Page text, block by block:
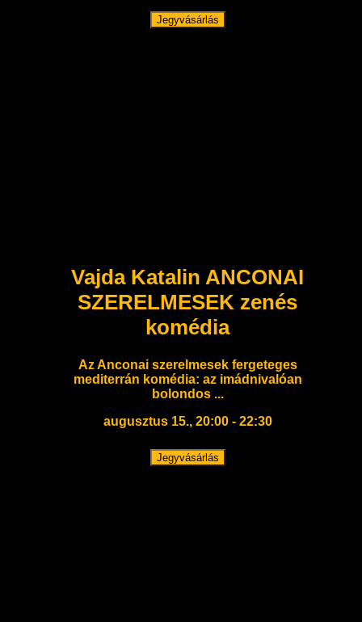
Jegyvásárlás
Vajda Katalin ANCONAI
SZERELMESEK zenés
komédia
Az Anconai szerelmesek fergeteges
mediterrán komédia: az imádnivalóan
bolondos ...
augusztus 15., 20:00 - 22:30
Jegyvásárlás